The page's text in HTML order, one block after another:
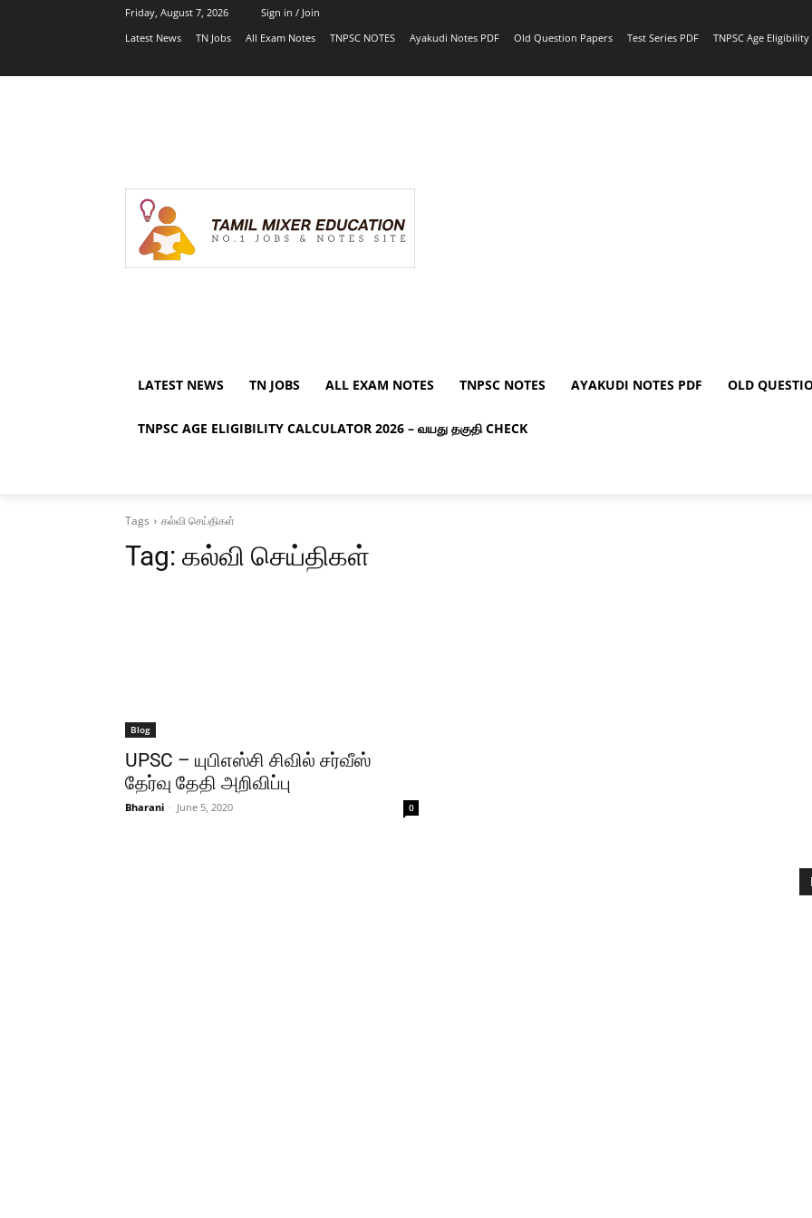
Friday, August 7, 2026
Sign in / Join
Latest News
TN Jobs All Exam Notes TNPSC NOTES Ayakudi Notes PDF Old Question Papers Test Series PDF TNPSC Age
LATEST NEWS TN JOBS ALL EXAM NOTES TNPSC NOTES AYAKUDI NOTES PDF OLD
TNPSC AGE ELIGIBILITY CALCULATOR 2026 – வயது தகுதி CHECK
Tags கல்வி செய்திகள்
Tag: கல்வி செய்திகள்
Blog
UPSC – யுபிஎஸ்சி சிவில் சர்வீஸ்
தேர்வு தேதி அறிவிப்பு
Bharani - June 5, 2020 0